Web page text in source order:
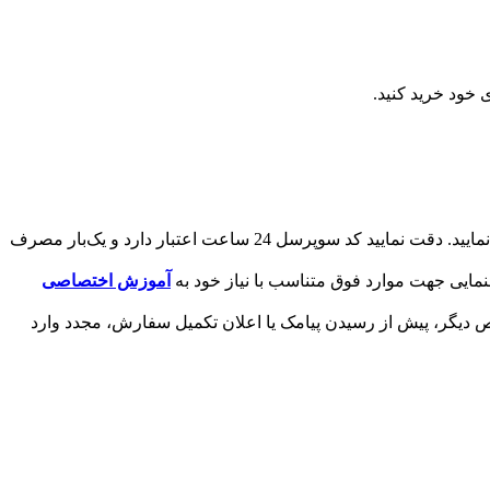
خود خرید کنید.
دریافت می‌کنید. یک کد سوپرسل درخواست دهید و کد را برای ما ارسال نمایید. دقت نمایید کد سوپرسل 24 ساعت اعتبار دارد و یک‌بار مصرف
جهت موارد فوق متناسب با نیاز خود به آموزش اختصاصی
پیش از رسیدن پیامک یا اعلان تکمیل سفارش، مجدد وارد